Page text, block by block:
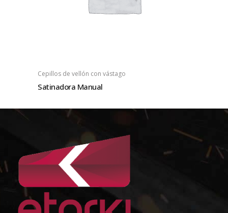
Cepillos de vellón con vástago
Satinadora Manual